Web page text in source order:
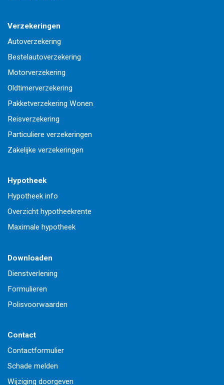
Verzekeringen
Autoverzekering
Bestelautoverzekering
Motorverzekering
Oldtimerverzekering
Pakketverzekering Wonen
Reisverzekering
Particuliere verzekeringen
Zakelijke verzekeringen
Hypotheek
Hypotheek info
Overzicht hypotheekrente
Maximale hypotheek
Downloaden
Dienstverlening
Formulieren
Polisvoorwaarden
Contact
Contactformulier
Schade melden
Wijziging doorgeven